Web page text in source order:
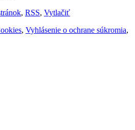
, RSS, Vytlačiť
, Vyhlásenie o ochrane súkromia,